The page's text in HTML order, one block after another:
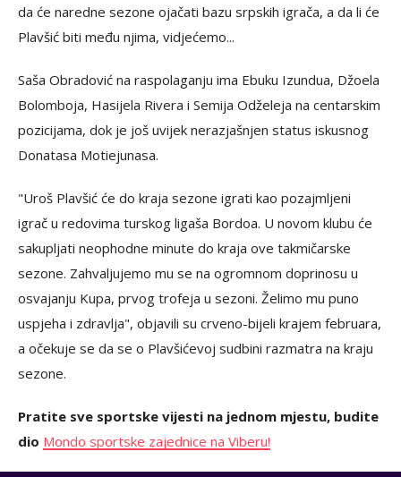
da će naredne sezone ojačati bazu srpskih igrača, a da li će
Plavšić biti među njima, vidjećemo...
Saša Obradović na raspolaganju ima Ebuku Izundua, Džoela
Bolomboja, Hasijela Rivera i Semija Odželeja na centarskim
pozicijama, dok je još uvijek nerazjašnjen status iskusnog
Donatasa Motiejunasa.
"Uroš Plavšić će do kraja sezone igrati kao pozajmljeni
igrač u redovima turskog ligaša Bordoa. U novom klubu će
sakupljati neophodne minute do kraja ove takmičarske
sezone. Zahvaljujemo mu se na ogromnom doprinosu u
osvajanju Kupa, prvog trofeja u sezoni. Želimo mu puno
uspjeha i zdravlja", objavili su crveno-bijeli krajem februara,
a očekuje se da se o Plavšićevoj sudbini razmatra na kraju
sezone.
Pratite sve sportske vijesti na jednom mjestu, budite
dio Mondo sportske zajednice na Viberu!